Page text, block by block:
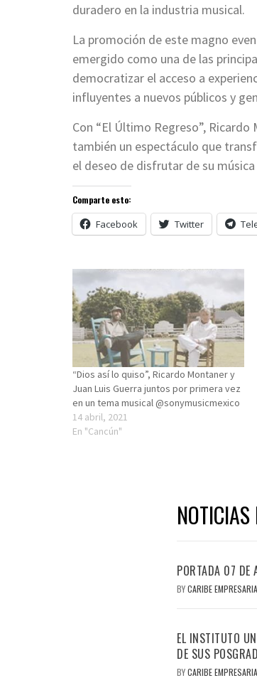
duradero en la industria musical.
La promoción de este magno
emergido como una de las
democratizar el acceso a
influyentes a nuevos públicos y
Con “El Último Regreso”,
también un espectáculo que
el deseo de disfrutar de su
Comparte esto:
Facebook Twitter
“Dios así lo quiso”, Ricardo Montaner y
Juan Luis Guerra juntos por primera vez
en un tema musical @sonymusicmexico
14 abril, 2021
En "Cancún"
NOTICIAS
PORTADA 07 DE
BYCARIBE
EL INSTITUTO
DE SUS
BYCARIBE